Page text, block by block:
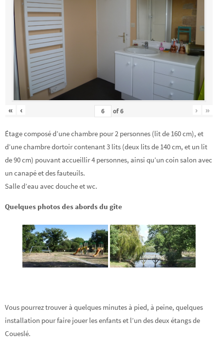
« ‹ of6 › »
Étage composé d’une chambre pour 2 personnes (lit de 160 cm), et
d’une chambre dortoir contenant 3 lits (deux lits de 140 cm, et un lit
de 90 cm) pouvant accueillir 4 personnes, ainsi qu’un coin salon avec
un canapé et des fauteuils.
Salle d’eau avec douche et wc.
Quelques photos des abords du gîte
Vous pourrez trouver à quelques minutes à pied, à peine, quelques
installation pour faire jouer les enfants et l’un des deux étangs de
Coueslé.